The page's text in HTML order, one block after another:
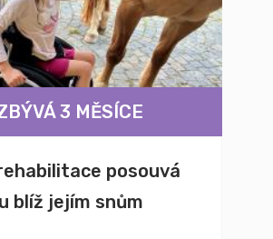
3 MĚSÍCE
posouvá
blíž jejím snům